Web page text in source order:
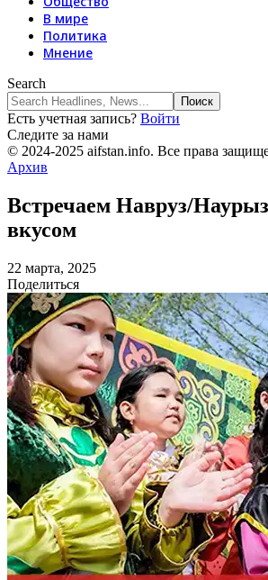
В мире
Политика
Мнение
Search
Есть учетная запись? Войти
Следите за нами
© 2024-2025 aifstan.info. Все права
Архив
Встречаем Навруз/
вкусом
22 марта, 2025
Поделиться